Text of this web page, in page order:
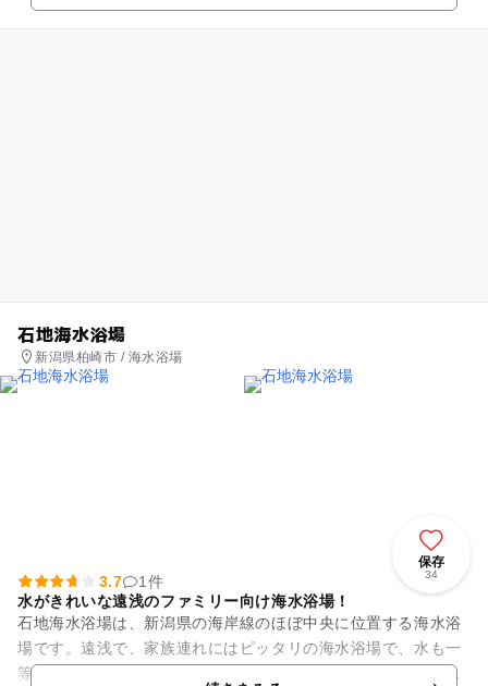
石地海水浴場
新潟県柏崎市 / 海水浴場
保存
34
3.7
1件
水がきれいな遠浅のファミリー向け海水浴場！
石地海水浴場は、新潟県の海岸線のほぼ中央に位置する海水浴
場です。遠浅で、家族連れにはピッタリの海水浴場で、水も一
等選海水浴場として指定されていて大変きれいなので、安心し